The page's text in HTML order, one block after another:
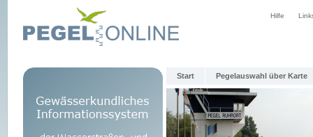
Hilfe
Start Pegelauswahl über Karte